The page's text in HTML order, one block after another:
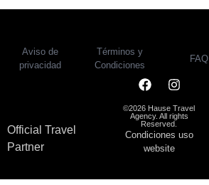
Aviso de
privacidad
Términos y
Condiciones
FAQ
Official Travel
Partner
©2026 Hause Travel
Agency. All rights
Reserved.
Condiciones uso
website